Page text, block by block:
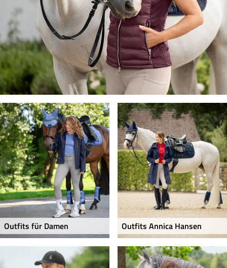
Outfits für Damen Outfits Annica Hansen